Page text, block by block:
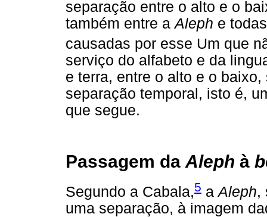
separação entre o alto e o
também entre aAleph e
causadas por esse Um que
serviço do alfabeto e da
e terra, entre o alto e o
separação temporal, isto é,
que segue.
Passagem da Aleph à
Segundo a Cabala,5 aAleph,
uma separação, à imagem